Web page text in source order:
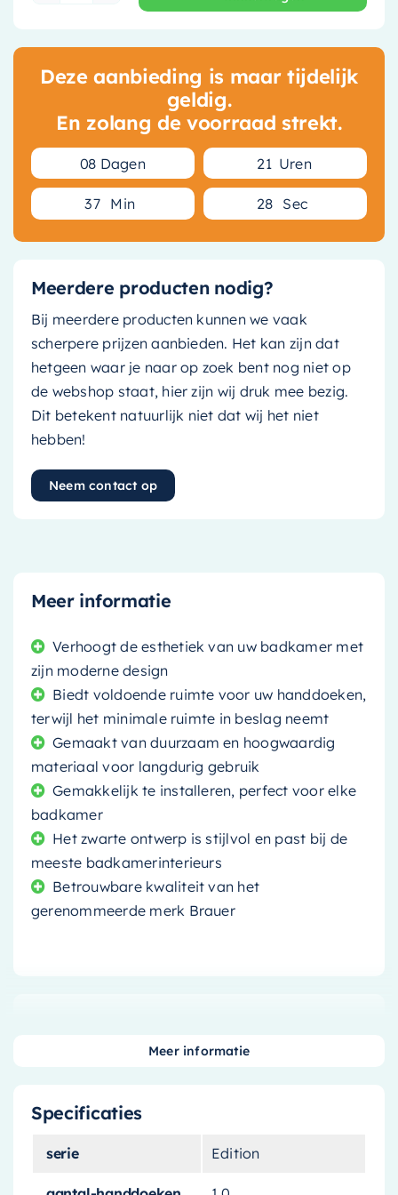
Deze aanbieding is maar tijdelijk
geldig.
En zolang de voorraad strekt.
08 Dagen 21 Uren
37 Min 27 Sec
Meerdere producten nodig?
Bij meerdere producten kunnen we vaak
scherpere prijzen aanbieden. Het kan zijn dat
hetgeen waar je naar op zoek bent nog niet op
de webshop staat, hier zijn wij druk mee bezig.
Dit betekent natuurlijk niet dat wij het niet
hebben!
Neem contact op
Meer informatie
Verhoogt de esthetiek van uw badkamer met
zijn moderne design
Biedt voldoende ruimte voor uw handdoeken,
terwijl het minimale ruimte in beslag neemt
Gemaakt van duurzaam en hoogwaardig
materiaal voor langdurig gebruik
Gemakkelijk te installeren, perfect voor elke
badkamer
Het zwarte ontwerp is stijlvol en past bij de
meeste badkamerinterieurs
Betrouwbare kwaliteit van het
gerenommeerde merk Brauer
brengt u stijl en functionaliteit in uw badkamer.
een moderne uitstraling aan uw badkamer
geeft.
Een stijlvolle toevoeging aan
Specificaties
serie Edition
Meer informatie